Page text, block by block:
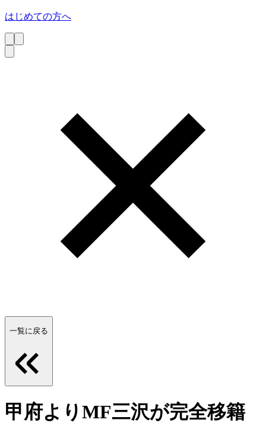
はじめての方へ
一覧に戻る
甲府よりMF三沢が完全移籍